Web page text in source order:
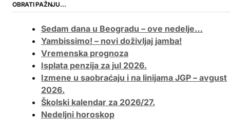
OBRATI PAŽNJU…
Sedam dana u Beogradu – ove nedelje…
Yambissimo! – novi doživljaj jamba!
Vremenska prognoza
Isplata penzija za jul 2026.
Izmene u saobraćaju i na linijama JGP – avgust
2026.
Školski kalendar za 2026/27.
Nedeljni horoskop